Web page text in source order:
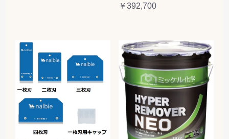
￥392,700